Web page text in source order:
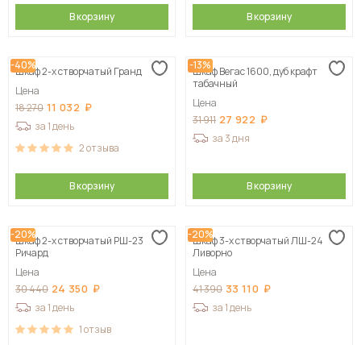
В корзину В корзину
-40%
Шкаф 2-х створчатый Гранд
Цена
18 270 11 032
за 1 день
2отзыва
В корзину
-13%
Шкаф Вегас 1600, дуб крафт
табачный
Цена
31 911 27 922
за 3 дня
В корзину
-20%
Шкаф 2-х створчатый РШ-23
Ричард
Цена
30 440 24 350
за 1 день
1отзыв
-20%
Шкаф 3-х створчатый ЛШ-24
Ливорно
Цена
41 390 33 110
за 1 день